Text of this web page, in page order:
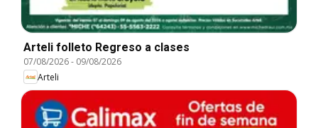
Arteli folleto Regreso a clases
07/08/2026- 09/08/2026
Arteli